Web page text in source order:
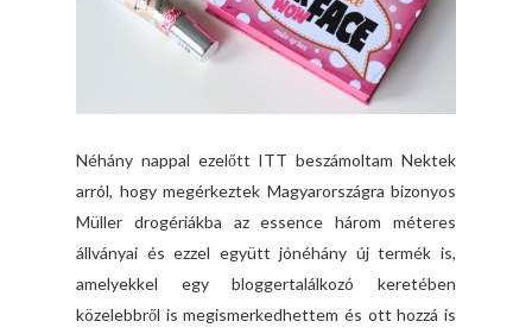
Néhány nappal ezelőtt ITT beszámoltam Nektek
arról, hogy megérkeztek Magyarországra bizonyos
Müller drogériákba az essence három méteres
állványai és ezzel együtt jónéhány új termék is,
amelyekkel egy bloggertalálkozó keretében
közelebbről is megismerkedhettem és ott hozzá is